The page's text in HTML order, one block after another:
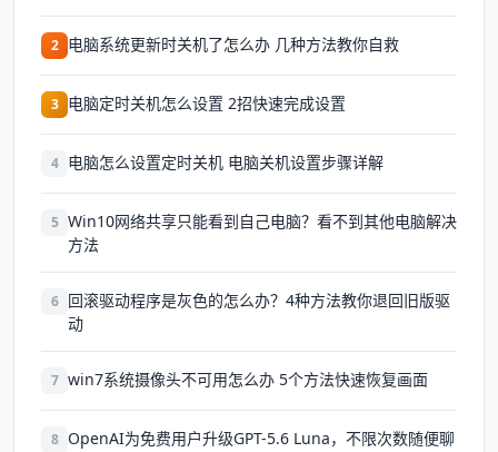
2 电脑系统更新时关机了怎么办 几种方法教你自救
3 电脑定时关机怎么设置 2招快速完成设置
4 电脑怎么设置定时关机 电脑关机设置步骤详解
5 Win10网络共享只能看到自己电脑？看不到其他电脑解决
方法
6 回滚驱动程序是灰色的怎么办？4种方法教你退回旧版驱
动
7 win7系统摄像头不可用怎么办 5个方法快速恢复画面
8 OpenAI为免费用户升级GPT-5.6 Luna，不限次数随便聊